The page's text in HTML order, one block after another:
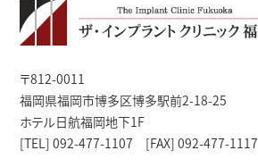
〒812-0011
福岡県福岡市博多区博多駅前2-18-25
ホテル日航福岡地下1F
[TEL] 092-477-1107 [FAX] 092-477-1117